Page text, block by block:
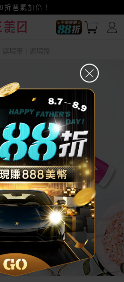
好禮~立即換GO~
美幣+全點折上折超划算
折爸氣加倍！
瑕筆｜遮瑕盤